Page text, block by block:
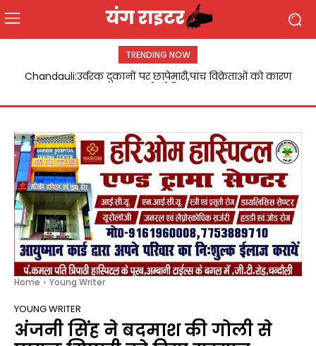
TRENDING NOW
Chandauli:उर्वरक दुकानों पर छापेमारी,पांच विक्रेताओं को कारण
Home Young Writer
YOUNG WRITER
अंजनी सिंह ने बदमाश की गोली से